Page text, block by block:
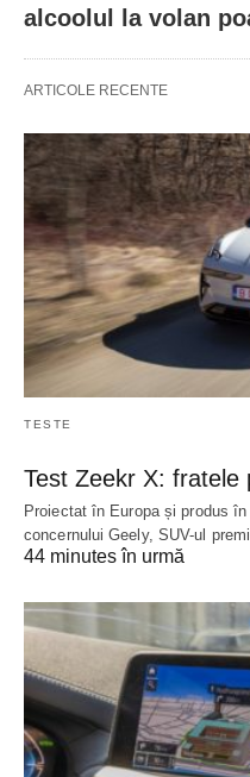
alcoolul la volan
ARTICOLE RECENTE
TESTE
Test Zeekr X: fratele
Proiectat în Europa și produs
concernului Geely, SUV-ul
44 minutes în urmă